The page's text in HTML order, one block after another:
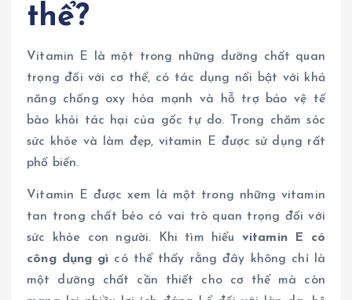
thể?
Vitamin E là một trong những dưỡng chất quan
trọng đối với cơ thể, có tác dụng nổi bật với khả
năng chống oxy hóa mạnh và hỗ trợ bảo vệ tế
bào khỏi tác hại của gốc tự do. Trong chăm sóc
sức khỏe và làm đẹp, vitamin E được sử dụng rất
phổ biến.
Vitamin E được xem là một trong những vitamin
tan trong chất béo có vai trò quan trọng đối với
sức khỏe con người. Khi tìm hiểu vitamin E có
công dụng gì có thể thấy rằng đây không chỉ là
một dưỡng chất cần thiết cho cơ thể mà còn